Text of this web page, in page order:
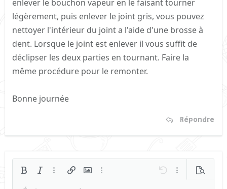
enlever le bouchon vapeur en le faisant tourner
légèrement, puis enlever le joint gris, vous pouvez
nettoyer l'intérieur du joint a l'aide d'une brosse à
dent. Lorsque le joint est enlever il vous suffit de
déclipser les deux parties en tournant. Faire la
même procédure pour le remonter.
Bonne journée
Répondre
Gras ItaliquePlus d'options…
Insérer un lien
Insérer une image
Plus d'options… AnnuléPlus